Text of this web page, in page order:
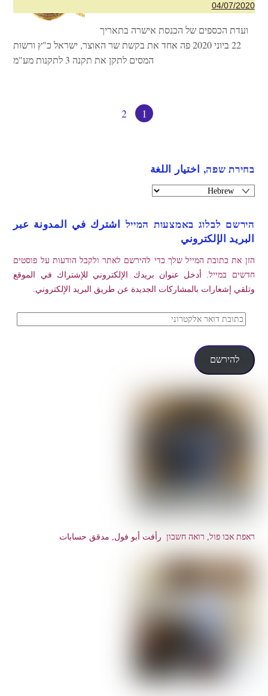
04/07/2020
ועדת הכספים של הכנסת אישרה בתאריך
22 ביוני 2020 פה אחד את בקשת שר האוצר, ישראל כ"ץ ורשות
המסים לתקן את תקנה 3 לתקנות מע"מ
1
2
בחירת שפה, اختيار اللغة
הירשם לבלוג באמצעות המייל اشترك في المدونة عبر
البريد الإلكتروني
הזן את כתובת המייל שלך כדי להירשם לאתר ולקבל הודעות על פוסטים
חדשים במייל. أدخل عنوان بريدك الإلكتروني للإشتراك في الموقع
وتلقي إشعارات بالمشاركات الجديدة عن طريق البريد الإلكتروني.
כתובת
אלקטרוני
להירשם
ראפת אבו פול, רואה חשבון رأفت أبو فول, مدقق حسابات